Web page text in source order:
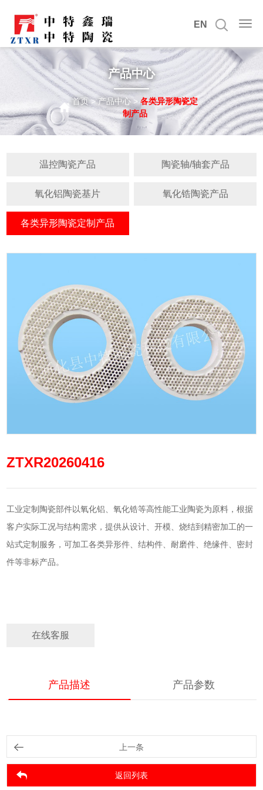
EN
产品中心
首页 >产品中心> 各类异形陶瓷定
制产品
温控陶瓷产品 陶瓷轴/轴套产品
氧化铝陶瓷基片 氧化锆陶瓷产品
各类异形陶瓷定制产品
ZTXR20260416
工业定制陶瓷部件以氧化铝、氧化锆等高性能工业陶瓷为原料，根据
客户实际工况与结构需求，提供从设计、开模、烧结到精密加工的一
站式定制服务，可加工各类异形件、结构件、耐磨件、绝缘件、密封
件等非标产品。
在线客服
产品描述 产品参数
上一条
返回列表